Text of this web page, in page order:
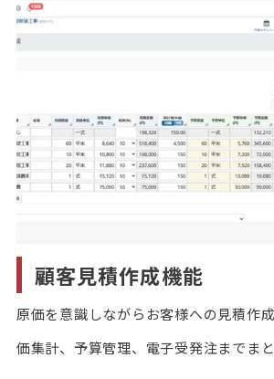
顧客見積作成機能
原価を意識しながらお客様への見積作
価集計、予算管理、電子受発注までまと